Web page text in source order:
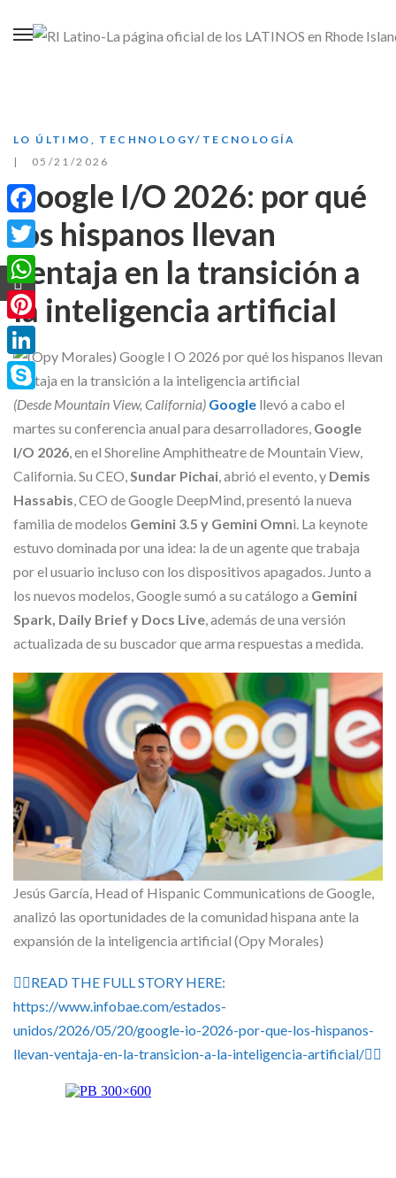
LO ÚLTIMO
TECHNOLOGY/TECNOLOGÍA
05/21/2026
Google I/O 2026: por qué
los hispanos llevan
ventaja en la transición a
la inteligencia artificial
(Desde Mountain View, California) Google llevó a cabo el
martes su conferencia anual para desarrolladores, Google
I/O 2026, en el Shoreline Amphitheatre de Mountain View,
California. Su CEO,Sundar Pichai, abrió el evento, y Demis
Hassabis, CEO de Google DeepMind, presentó la nueva
familia de modelos Gemini 3.5 y Gemini Omni. La keynote
estuvo dominada por una idea: la de un agente que trabaja
por el usuario incluso con los dispositivos apagados. Junto a
los nuevos modelos, Google sumó a su catálogo a Gemini
Spark, Daily Brief y Docs Live, además de una versión
actualizada de su buscador que arma respuestas a medida.
Jesús García, Head of Hispanic Communications de Google,
analizó las oportunidades de la comunidad hispana ante la
expansión de la inteligencia artificial (Opy Morales)
👉🏽READ THE FULL STORY HERE:
https://www.infobae.com/estados-
unidos/2026/05/20/google-io-2026-por-que-los-hispanos-
llevan-ventaja-en-la-transicion-a-la-inteligencia-artificial/👈🏽
Facebook
Twitter
WhatsApp
Pinterest
LinkedIn
Skype